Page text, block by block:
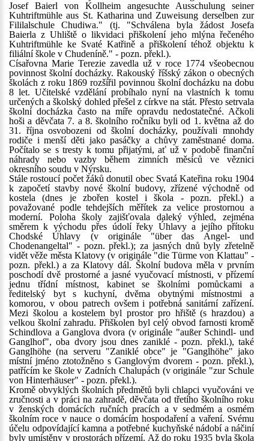
Josef Baierl von Kollheim angesuchte Ausschulung seiner
Kuhtriftmühle aus St. Katharina und Zuweisung derselben zur
Fililalschule Chudiwa." (tj. "Schválena byla žádost Josefa
Baierla z Uhliště o likvidaci přiškolení jeho mlýna řečeného
Kuhtriftmühle ke Svaté Katřině a přiškolení téhož objektu k
filiální škole v Chudeníně." - pozn. překl.).
Císařovna Marie Terezie zavedla už v roce 1774 všeobecnou
povinnost školní docházky. Rakouský říšský zákon o obecných
školách z roku 1869 rozšířil povinnou školní docházku na dobu
8 let. Učitelské vzdělání probíhalo nyní na vlastních k tomu
určených a školský dohled přešel z církve na stát. Přesto setrvala
školní docházka často na míře opravdu nedostatečné. Ačkoli
hoši a děvčata 7. a 8. školního ročníku byli od 1. května až do
31. října osvobozeni od školní docházky, používali mnohdy
rodiče i menší děti jako pasáčky a chůvy zaměstnané doma.
Počítalo se s tresty k tomu přijatými, ať už v podobě finanční
náhrady nebo vazby během zimních měsíců ve věznici
okresního soudu v Nýrsku.
Stále rostoucí počet žáků donutil obec Svatá Kateřina roku 1904
k započetí stavby nové školní budovy, zřízené východně od
kostela (dnes je zbořen kostel i škola - pozn. překl.) a
považované podle tehdejších měřítek za velice prostornou a
moderní. Poloha školy zajišťovala daleký výhled, zejména
směrem k východu přes údolí řeky Úhlavy a jejího přítoku
Chodské Úhlavy (v originále "über das Angel- und
Chodenangeltal" - pozn. překl.); za jasných dnů byly zřetelně
vidět věže města Klatovy (v originále "die Türme von Klattau" -
pozn. překl.) a za Klatovy dál. Školní budova měla v prvním
poschodí dvě prostorné a jasné vyučovací místnosti, v přízemí
jednu třídní místnost, kabinet se školními pomůckami a
ředitelský byt s kuchyní, dvěma obytnými místnostmi a
komorou, v obou patrech ovšem i potřebná sanitární zařízení.
Mezi školou a kostelem byl prostor pro hřiště (s hrazdou) a
velkou školní zahradu. Přiškolen byl celý obvod farnosti kromě
Schindlova a Ganglova dvora (v originále "außer Schindl- und
Ganglhof", oba dvory jsou dnes zaniklé - pozn. překl.), také
Ganglhöhe (na serveru "Zaniklé obce" je "Ganglhöhe" jako
místní jméno ztotožněno s Ganglovým dvorem - pozn. překl.),
patřícím ke škole v Zadních Chalupách (v originále "zur Schule
von Hinterhäuser" - pozn. překl.).
Kromě obvyklých školních předmětů byli chlapci vyučováni ve
zručnosti a v práci na zahradě, děvčata od třetího školního roku
v ženských domácích ručních pracích a v sedmém a osmém
školním roce v nauce o domácím hospodaření a vaření. Svému
účelu odpovídající kamna a potřebné kuchyňské nádobí a náčiní
byly umístěny v prostorách přízemí. Až do roku 1935 byla škola